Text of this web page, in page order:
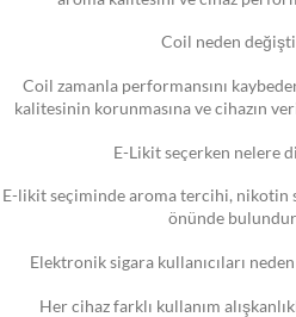
Coil neden
Coil zamanla performansını
kalitesinin korunmasına ve cihazın
E-Likit seçerken nelere
E-likit seçiminde aroma tercihi, nikotin
önünde
Elektronik sigara kullanıcıları
Her cihaz farklı kullanım